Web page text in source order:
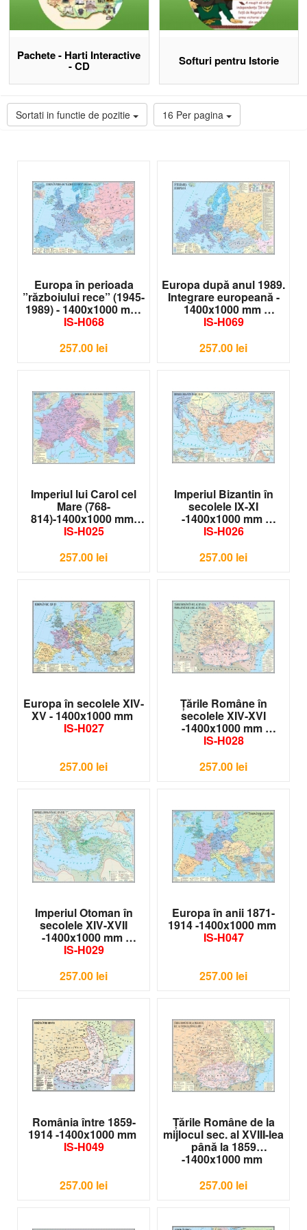
liceu
Galerii de portrete pentru personalitățile istorice studiate
individual
Pachete hărți istorice interactive pe CD cu animații și
legende configurabile
Descoperă materiale didactice Eduvolt
Pachete - Harti Interactive
- CD Softuri pentru Istorie
Sortati in functie de pozitie 16 Per pagina
Europa în perioada
”războiului rece” (1945-
1989) - 1400x1000 mm
IS-H068
257.00 lei
Europa după anul 1989.
Integrare europeană -
1400x1000 mm
IS-H069
257.00 lei
Imperiul lui Carol cel
Mare (768-
814)-1400x1000 mm
IS-H025
257.00 lei
Imperiul Bizantin în
secolele IX-XI
-1400x1000 mm
IS-H026
257.00 lei
Europa în secolele XIV-
XV - 1400x1000 mm
IS-H027
257.00 lei
Ţările Române în
secolele XIV-XVI
-1400x1000 mm
IS-H028
257.00 lei
Imperiul Otoman în
secolele XIV-XVII
-1400x1000 mm
IS-H029
257.00 lei
Europa în anii 1871-
1914 -1400x1000 mm
IS-H047
257.00 lei
România între 1859-
1914 -1400x1000 mm
IS-H049
257.00 lei
Ţările Române de la
mijlocul sec. al XVIII-lea
până la 1859
-1400x1000 mm
257.00 lei